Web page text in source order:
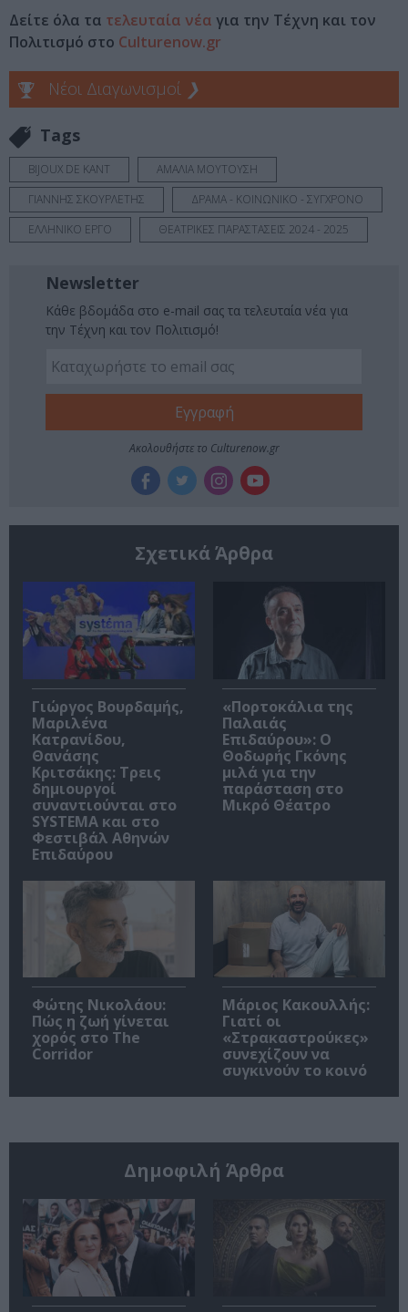
Δείτε όλα τα τελευταία νέα για την Τέχνη και τον
Πολιτισμό στο Culturenow.gr
Νέοι Διαγωνισμοί ❯
Tags
BIJOUX DE KANT
ΑΜΑΛΙΑ ΜΟΥΤΟΥΣΗ
ΓΙΑΝΝΗΣ ΣΚΟΥΡΛΕΤΗΣ
ΔΡΑΜΑ - ΚΟΙΝΩΝΙΚΟ - ΣΥΓΧΡΟΝΟ
ΕΛΛΗΝΙΚΟ ΕΡΓΟ
ΘΕΑΤΡΙΚΕΣ ΠΑΡΑΣΤΑΣΕΙΣ 2024 - 2025
Newsletter
Κάθε βδομάδα στο e-mail σας τα τελευταία νέα για
την Τέχνη και τον Πολιτισμό!
Ακολουθήστε το Culturenow.gr
Σχετικά Άρθρα
Γιώργος Βουρδαμής,
Μαριλένα
Κατρανίδου,
Θανάσης
Κριτσάκης: Τρεις
δημιουργοί
συναντιούνται στο
SYSTEMA και στο
Φεστιβάλ Αθηνών
Επιδαύρου
«Πορτοκάλια της
Παλαιάς
Επιδαύρου»: Ο
Θοδωρής Γκόνης
μιλά για την
παράσταση στο
Μικρό Θέατρο
Φώτης Νικολάου:
Πώς η ζωή γίνεται
χορός στο The
Corridor
Μάριος Κακουλλής:
Γιατί οι
«Στρακαστρούκες»
συνεχίζουν να
συγκινούν το κοινό
Δημοφιλή Άρθρα